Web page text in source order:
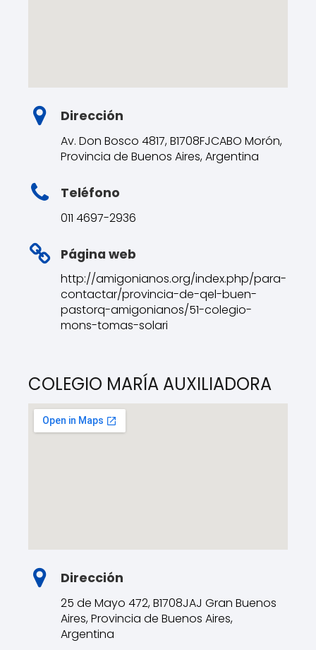
Dirección
Av. Don Bosco 4817, B1708FJCABO Morón,
Provincia de Buenos Aires, Argentina
Teléfono
011 4697-2936
Página web
http://amigonianos.org/index.php/para-
contactar/provincia-de-qel-buen-
pastorq-amigonianos/51-colegio-
mons-tomas-solari
COLEGIO MARÍA AUXILIADORA
Dirección
25 de Mayo 472, B1708JAJ Gran Buenos
Aires, Provincia de Buenos Aires,
Argentina